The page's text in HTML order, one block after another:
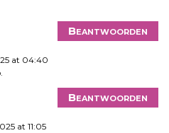
Beantwoorden
at 04:40
Beantwoorden
at 11:05